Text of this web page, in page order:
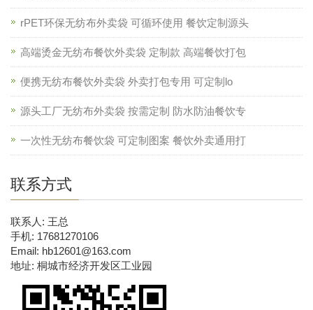
rPET环保无纺布外卖袋 可循环使用 餐饮定制源头
高端烫金无纺布餐饮外卖袋 定制款 高端餐饮打包
便携无纺布餐饮外卖袋 外卖打包专用 可定制lo
源头工厂无纺布外卖袋 按需定制 防水防油餐饮专
一次性无纺布餐饮袋 可定制图案 餐饮外卖通用打
联系方式
联系人: 王总
手机: 17681270106
Email: hb12601@163.com
地址: 桐城市经济开发区工业园